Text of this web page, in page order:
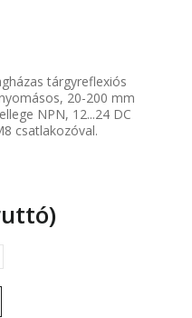
tárgyreflexiós
20-200 mm
NPN, 12...24 DC
csatlakozóval.